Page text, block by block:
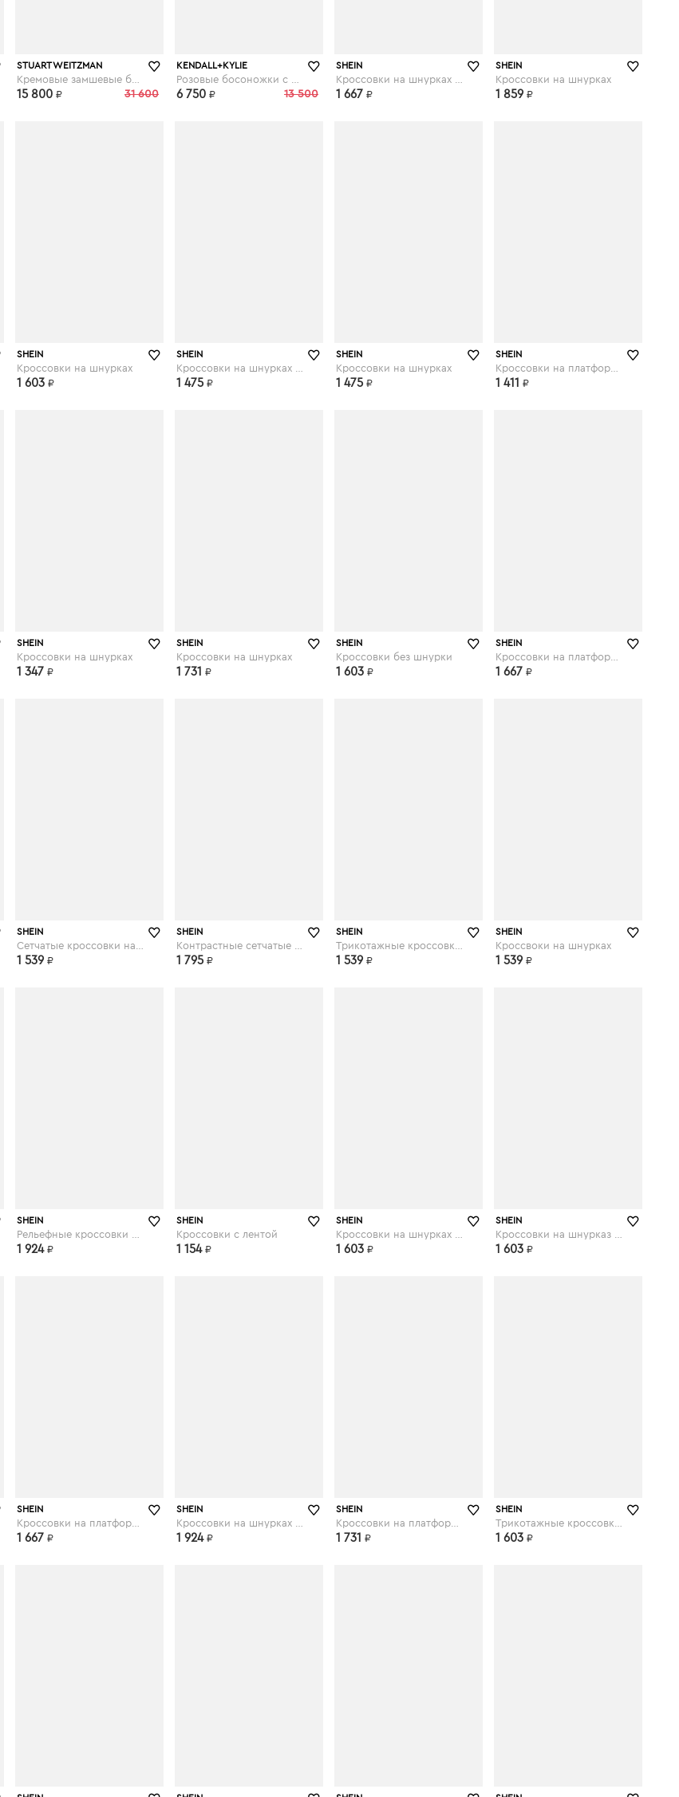
theoutlet.ru
STUART WEITZMAN
31 600
15 800 ₽
theoutlet.ru
KENDALL+KYLIE
13 500
6 750 ₽
SHEIN
1 667 ₽
SHEIN
Кроссовки на шнурках
1 859 ₽
SHEIN
Кроссовки на шнурках
1 603 ₽
SHEIN
1 475 ₽
SHEIN
Кроссовки на шнурках
1 475 ₽
SHEIN
1 411 ₽
SHEIN
Кроссовки на шнурках
1 347 ₽
SHEIN
Кроссовки на шнурках
1 731 ₽
SHEIN
Кроссовки без шнурки
1 603 ₽
SHEIN
1 667 ₽
SHEIN
1 539 ₽
SHEIN
1 795 ₽
SHEIN
1 539 ₽
SHEIN
Кроссвоки на шнурках
1 539 ₽
SHEIN
1 924 ₽
SHEIN
Кроссовки с лентой
1 154 ₽
SHEIN
1 603 ₽
SHEIN
1 603 ₽
SHEIN
1 667 ₽
SHEIN
1 924 ₽
SHEIN
1 731 ₽
SHEIN
1 603 ₽